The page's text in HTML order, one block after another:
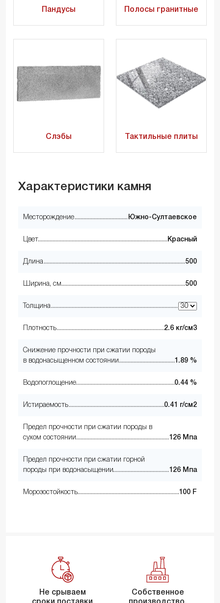
Пандусы Полосы гранитные
Слэбы Тактильные плиты
Характеристики камня
Месторождение Южно-Султаевское
Цвет Красный
Длина 500
Ширина, см 500
Толщина
Плотность 2.6 кг/см3
Снижение прочности при сжатии породы
в водонасыщенном состоянии
1.89 %
Водопоглощение 0.44 %
Истираемость 0.41 г/см2
Предел прочности при сжатии породы в
сухом состоянии
126 Мпа
Предел прочности при сжатии горной
породы при водонасыщении
126 Мпа
Морозостойкость 100 F
Не срываем
Собственное